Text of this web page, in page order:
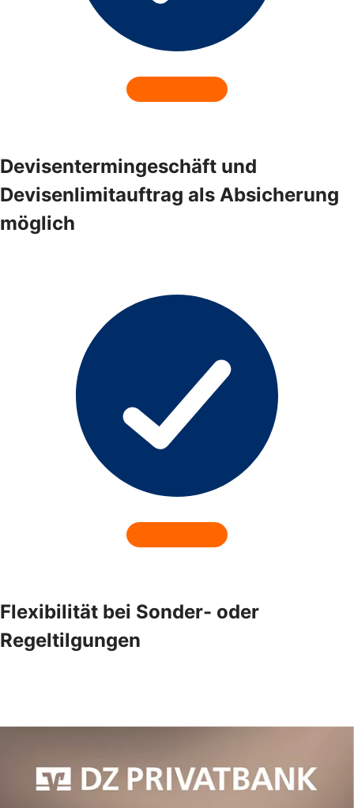
Devisentermingeschäft und
Devisenlimitauftrag als Absicherung
möglich
Flexibilität bei Sonder- oder
Regeltilgungen